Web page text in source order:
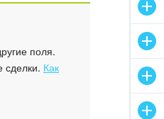
поля.
сделки. Как